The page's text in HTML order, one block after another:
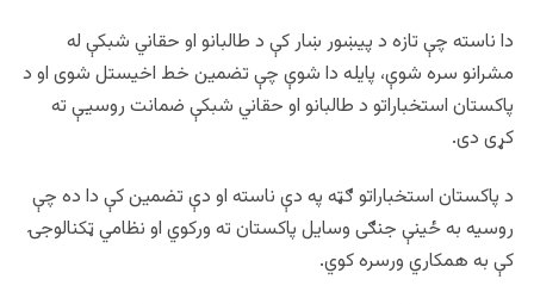
دا ناسته چې تازه د پيښور ښار کې د طالبانو او حقاني شبکې له
مشرانو سره شوې، پایله دا شوې چې تضمین خط اخیستل شوی او د
پاکستان استخباراتو د طالبانو او حقاني شبکې ضمانت روسيې ته
کړی دی.
د پاکستان استخباراتو ګټه په دې ناسته او دې تضمین کې دا ده چې
روسیه به ځینې جنګی وسایل پاکستان ته ورکوي او نظامي ټکنالوجۍ
کې به همکاري ورسره کوي.